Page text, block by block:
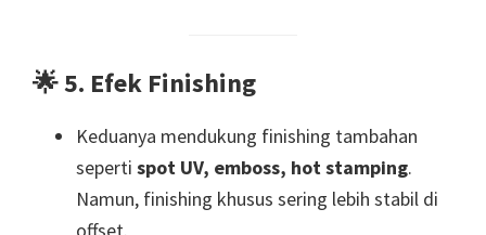
🌟5. Efek Finishing
Keduanya mendukung finishing tambahan
seperti spot UV, emboss, hot stamping.
Namun, finishing khusus sering lebih stabil di
offset.